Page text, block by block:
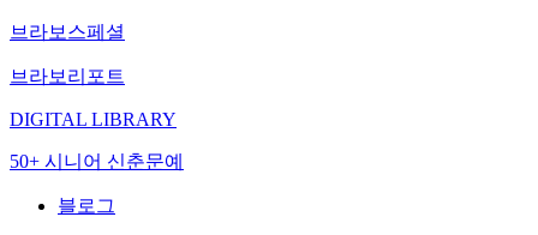
브라보스페셜
브라보리포트
DIGITAL LIBRARY
50+ 시니어 신춘문예
블로그